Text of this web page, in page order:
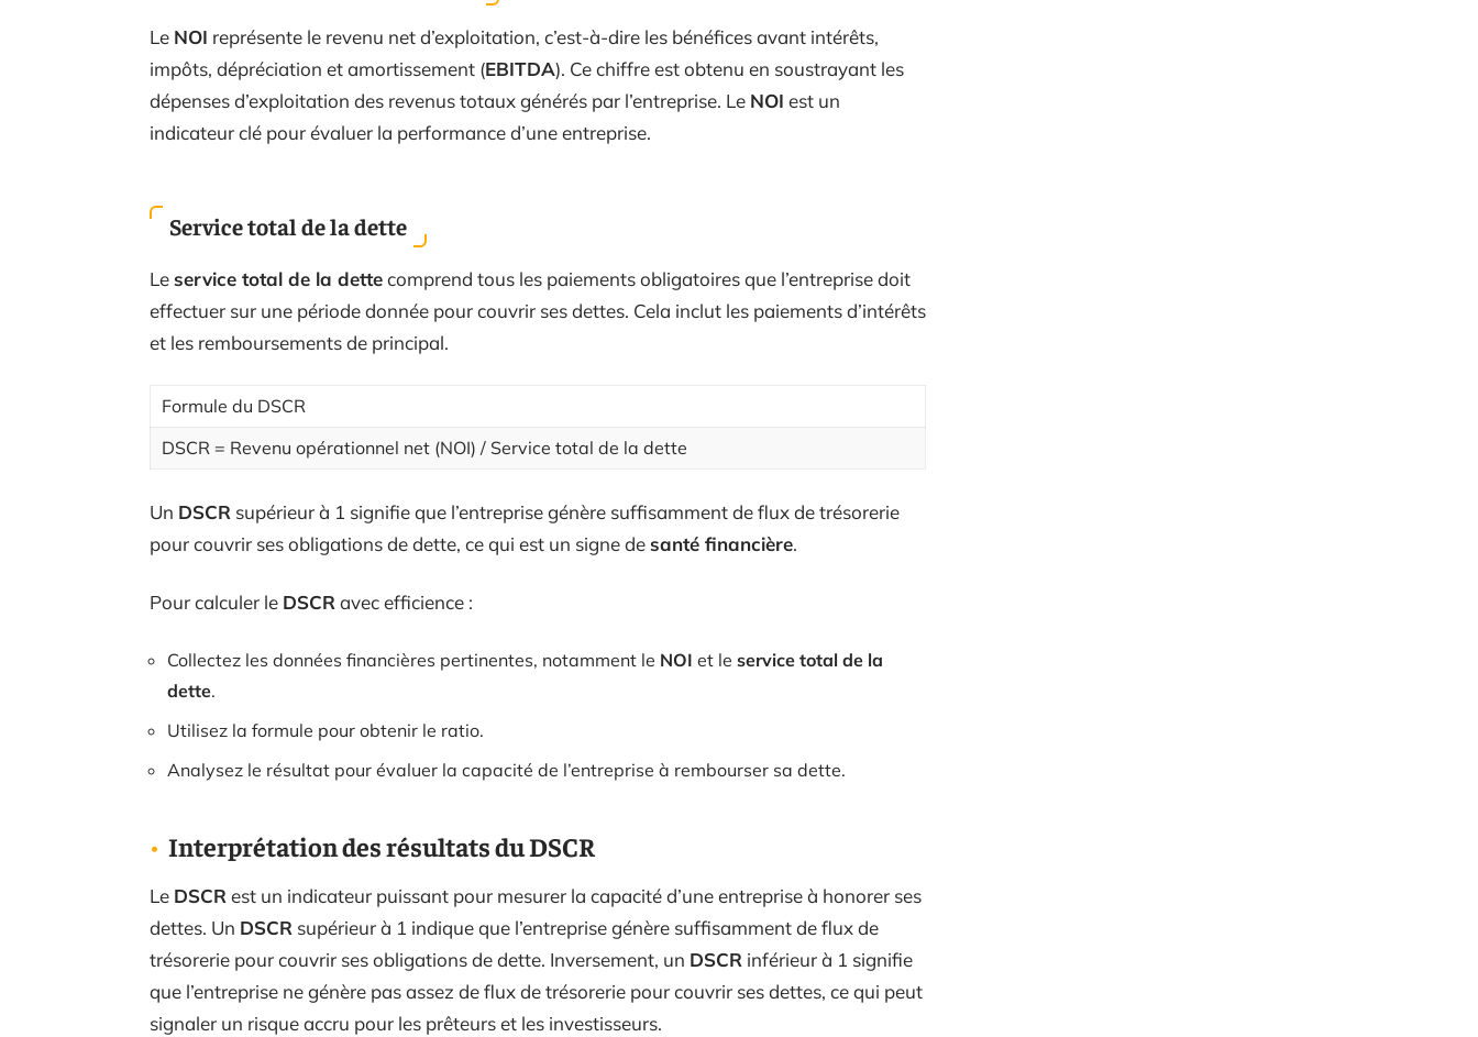
Le NOI représente le revenu net d’exploitation, c’est-à-dire les bénéfices avant intérêts,
impôts, dépréciation et amortissement (EBITDA). Ce chiffre est obtenu en soustrayant les
dépenses d’exploitation des revenus totaux générés par l’entreprise. Le NOI est un
indicateur clé pour évaluer la performance d’une entreprise.
Service total de la dette
Leservice total de la dettecomprend tous les paiements obligatoires que l’entreprise doit
effectuer sur une période donnée pour couvrir ses dettes. Cela inclut les paiements d’intérêts
et les remboursements de principal.
Formule du DSCR
DSCR = Revenu opérationnel net (NOI) / Service total de la dette
Un DSCR supérieur à 1 signifie que l’entreprise génère suffisamment de flux de trésorerie
pour couvrir ses obligations de dette, ce qui est un signe desanté financière.
Pour calculer le DSCR avec efficience :
Collectez les données financières pertinentes, notamment le NOI et le service total de la
dette.
Utilisez la formule pour obtenir le ratio.
Analysez le résultat pour évaluer la capacité de l’entreprise à rembourser sa dette.
Interprétation des résultats du DSCR
Le DSCR est un indicateur puissant pour mesurer la capacité d’une entreprise à honorer ses
dettes. Un DSCR supérieur à 1 indique que l’entreprise génère suffisamment de flux de
trésorerie pour couvrir ses obligations de dette. Inversement, un DSCR inférieur à 1 signifie
que l’entreprise ne génère pas assez de flux de trésorerie pour couvrir ses dettes, ce qui peut
signaler un risque accru pour les prêteurs et les investisseurs.